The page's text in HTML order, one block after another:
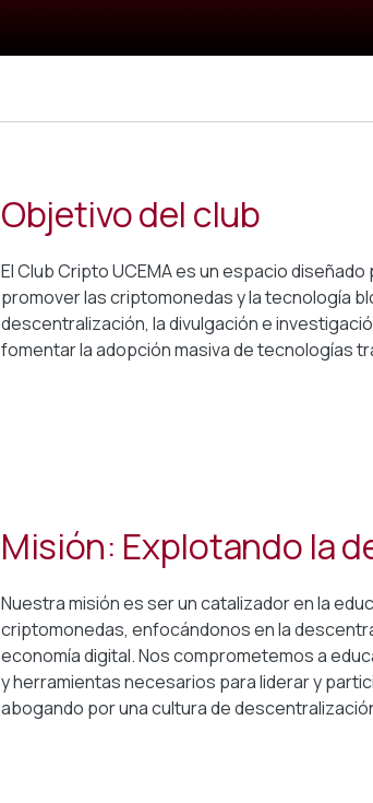
Objetivo del club
El Club Cripto UCEMA es un espacio
promover las criptomonedas y la tecnología
descentralización, la divulgación e
fomentar la adopción masiva de tecnologías
Misión: Explotando la
Nuestra misión es ser un catalizador en la
criptomonedas, enfocándonos en la
economía digital. Nos comprometemos a
y herramientas necesarios para liderar y
abogando por una cultura de